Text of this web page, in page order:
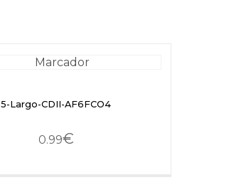
5-Largo-CDII-AF6FCO4
0.99€